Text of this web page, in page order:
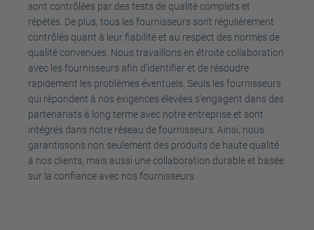
sont contrôlées par des tests de qualité complets et
répétés. De plus, tous les fournisseurs sont régulièrement
contrôlés quant à leur fiabilité et au respect des normes de
qualité convenues. Nous travaillons en étroite collaboration
avec les fournisseurs afin d'identifier et de résoudre
rapidement les problèmes éventuels. Seuls les fournisseurs
qui répondent à nos exigences élevées s'engagent dans des
partenariats à long terme avec notre entreprise et sont
intégrés dans notre réseau de fournisseurs. Ainsi, nous
garantissons non seulement des produits de haute qualité
à nos clients, mais aussi une collaboration durable et basée
sur la confiance avec nos fournisseurs.